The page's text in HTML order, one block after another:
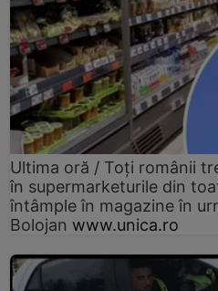
Ultima oră / Toți românii
în supermarketurile din
întâmple în magazine în
Bolojan www.unica.ro